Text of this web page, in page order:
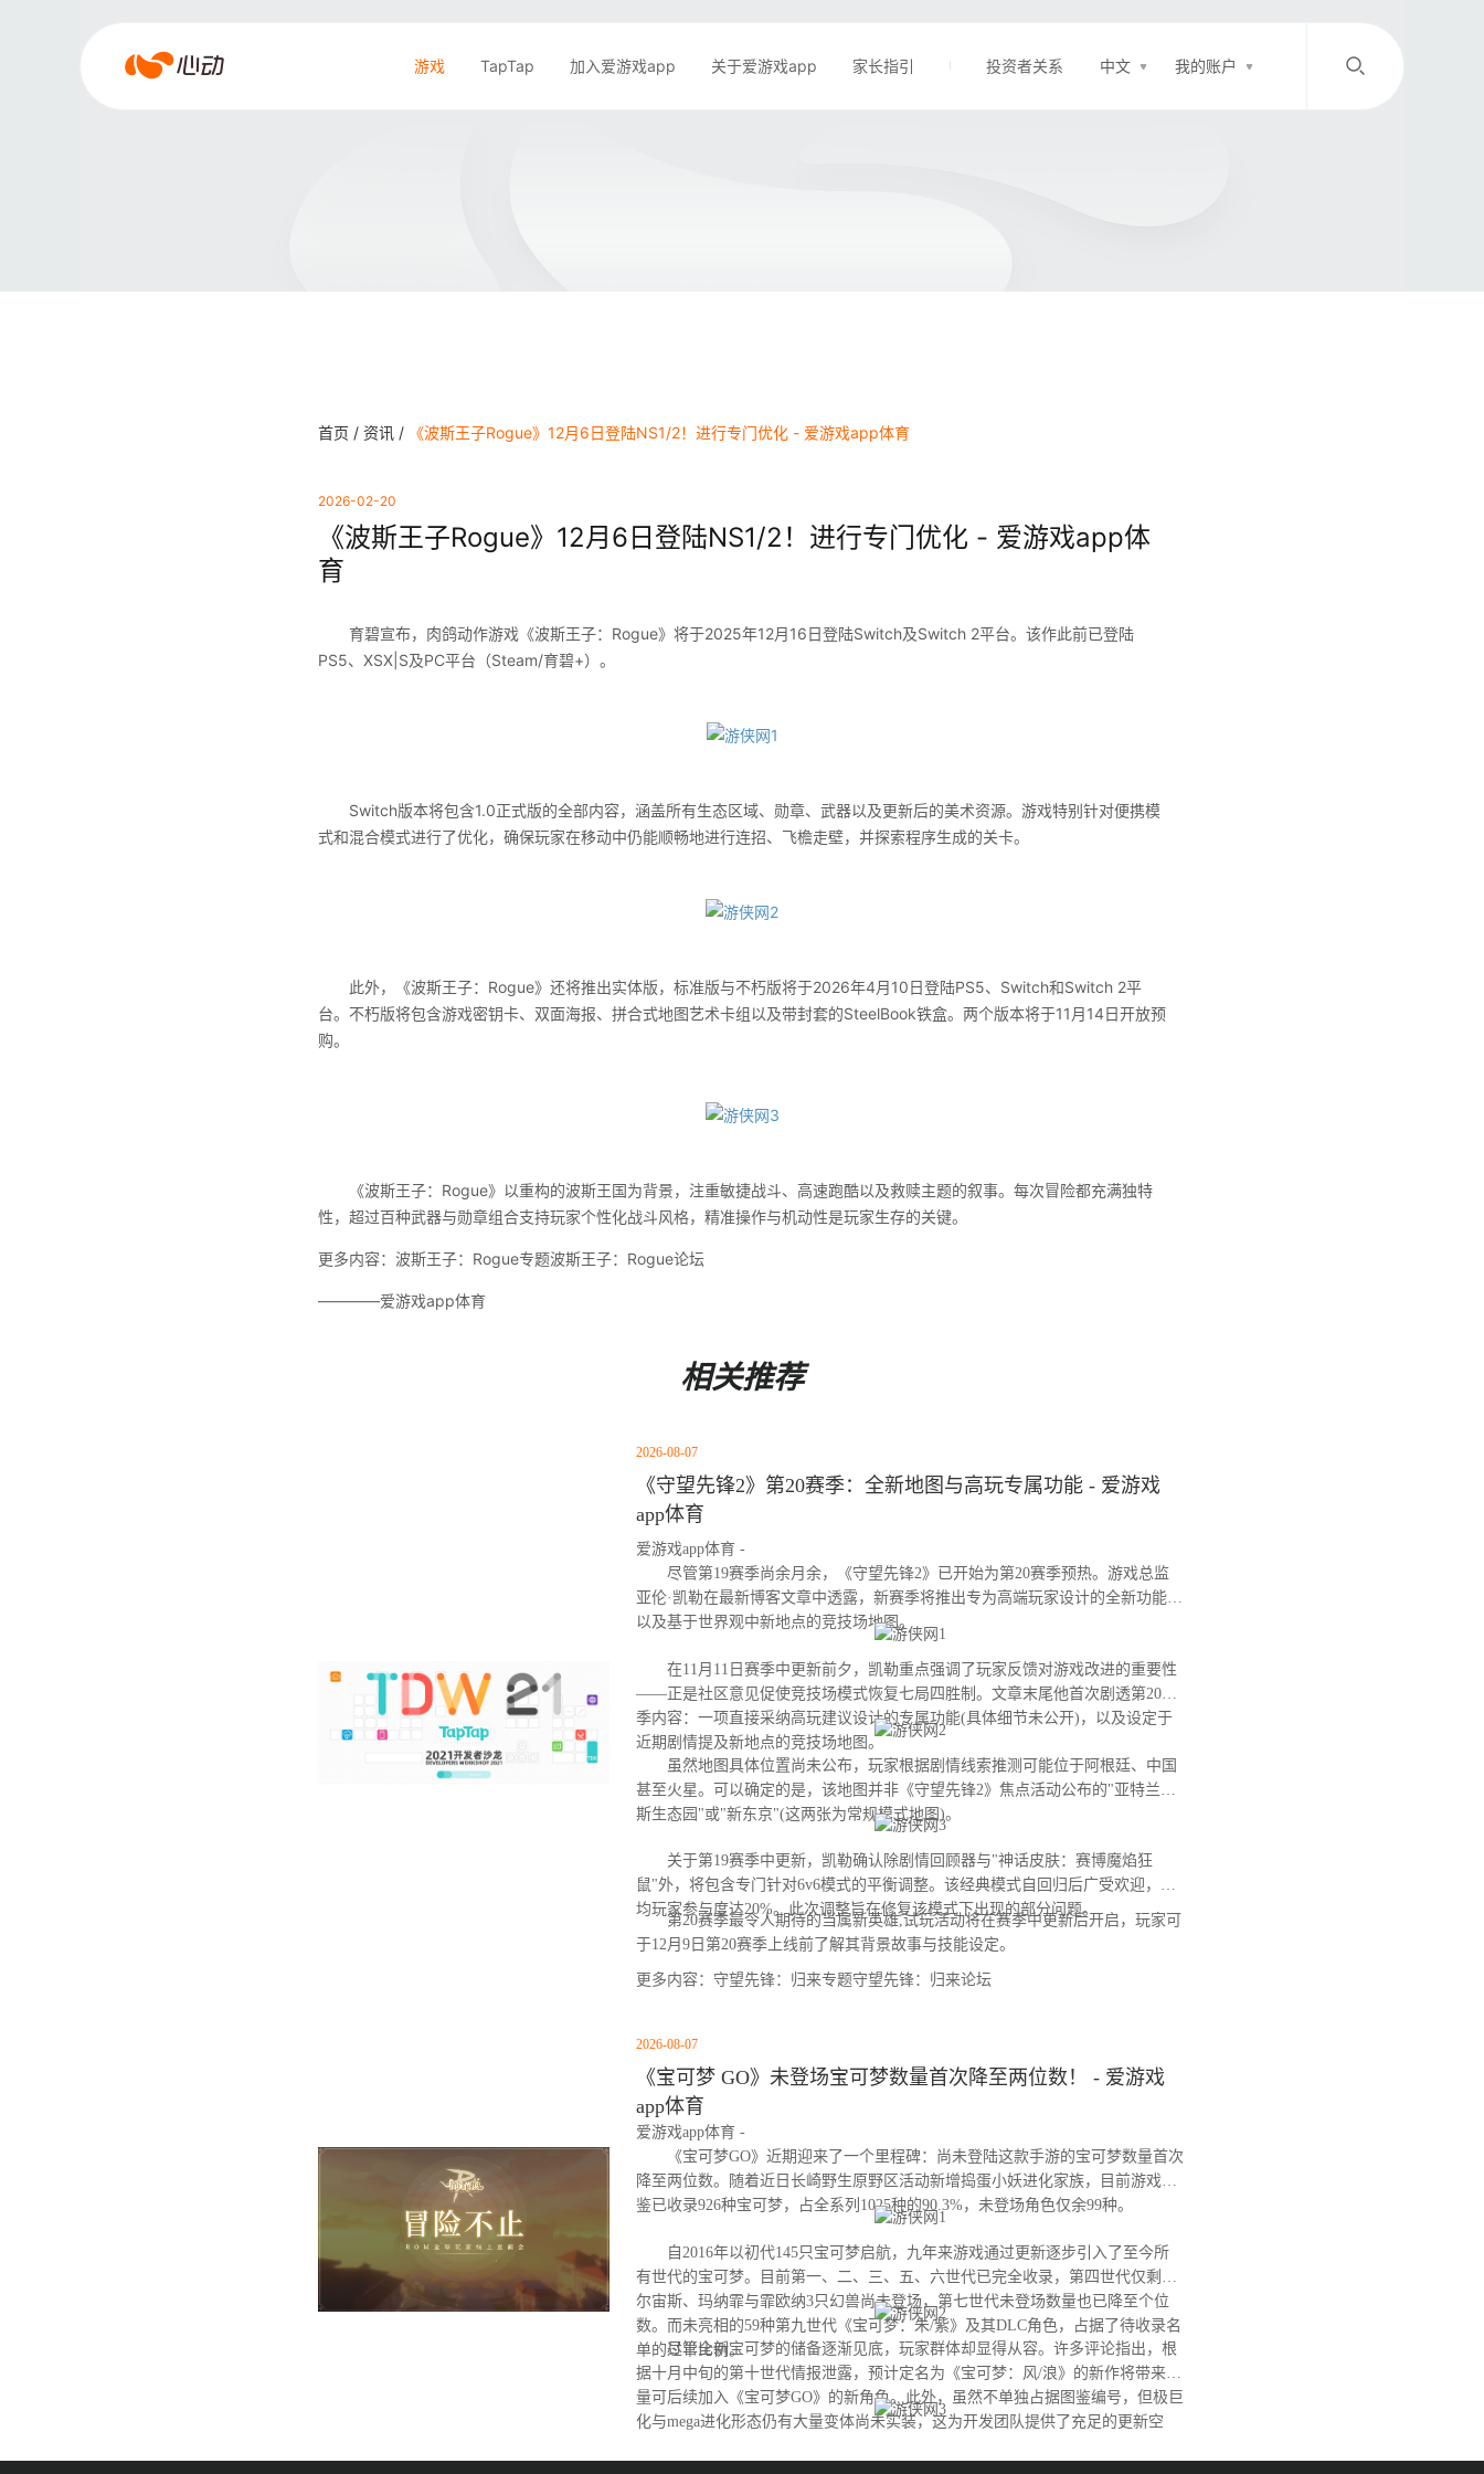
爱
游戏 TapTap 加入爱游戏app 关于爱游戏app 家长指引 投资者关系 中文 我的账户
/
首页 / 资讯 / 《波斯王子Rogue》12月6日登陆NS1/2！进行专门优化 - 爱游戏app体育
2026-02-20
《波斯王子Rogue》12月6日登陆NS1/2！进行专门优化 - 爱游戏app体
育
育碧宣布，肉鸽动作游戏《波斯王子：Rogue》将于2025年12月16日登陆Switch及Switch 2平台。该作此前已登陆
PS5、XSX|S及PC平台（Steam/育碧+）。
Switch版本将包含1.0正式版的全部内容，涵盖所有生态区域、勋章、武器以及更新后的美术资源。游戏特别针对便携模
式和混合模式进行了优化，确保玩家在移动中仍能顺畅地进行连招、飞檐走壁，并探索程序生成的关卡。
此外，《波斯王子：Rogue》还将推出实体版，标准版与不朽版将于2026年4月10日登陆PS5、Switch和Switch 2平
台。不朽版将包含游戏密钥卡、双面海报、拼合式地图艺术卡组以及带封套的SteelBook铁盒。两个版本将于11月14日开放预
购。
《波斯王子：Rogue》以重构的波斯王国为背景，注重敏捷战斗、高速跑酷以及救赎主题的叙事。每次冒险都充满独特
性，超过百种武器与勋章组合支持玩家个性化战斗风格，精准操作与机动性是玩家生存的关键。
更多内容：波斯王子：Rogue专题波斯王子：Rogue论坛
————爱游戏app体育
相关推荐
2026-08-07
《守望先锋2》第20赛季：全新地图与高玩专属功能 - 爱游戏
app体育
爱游戏app体育 -
尽管第19赛季尚余月余，《守望先锋2》已开始为第20赛季预热。游戏总监
亚伦·凯勒在最新博客文章中透露，新赛季将推出专为高端玩家设计的全新功能，
以及基于世界观中新地点的竞技场地图。
在11月11日赛季中更新前夕，凯勒重点强调了玩家反馈对游戏改进的重要性
——正是社区意见促使竞技场模式恢复七局四胜制。文章末尾他首次剧透第20赛
季内容：一项直接采纳高玩建议设计的专属功能(具体细节未公开)，以及设定于
近期剧情提及新地点的竞技场地图。
虽然地图具体位置尚未公布，玩家根据剧情线索推测可能位于阿根廷、中国
甚至火星。可以确定的是，该地图并非《守望先锋2》焦点活动公布的"亚特兰蒂
斯生态园"或"新东京"(这两张为常规模式地图)。
关于第19赛季中更新，凯勒确认除剧情回顾器与"神话皮肤：赛博魔焰狂
鼠"外，将包含专门针对6v6模式的平衡调整。该经典模式自回归后广受欢迎，日
均玩家参与度达20%。此次调整旨在修复该模式下出现的部分问题。
第20赛季最令人期待的当属新英雄,试玩活动将在赛季中更新后开启，玩家可
于12月9日第20赛季上线前了解其背景故事与技能设定。
更多内容：守望先锋：归来专题守望先锋：归来论坛
2026-08-07
《宝可梦 GO》未登场宝可梦数量首次降至两位数！ - 爱游戏
app体育
爱游戏app体育 -
《宝可梦GO》近期迎来了一个里程碑：尚未登陆这款手游的宝可梦数量首次
降至两位数。随着近日长崎野生原野区活动新增捣蛋小妖进化家族，目前游戏图
鉴已收录926种宝可梦，占全系列1025种的90.3%，未登场角色仅余99种。
自2016年以初代145只宝可梦启航，九年来游戏通过更新逐步引入了至今所
有世代的宝可梦。目前第一、二、三、五、六世代已完全收录，第四世代仅剩阿
尔宙斯、玛纳霏与霏欧纳3只幻兽尚未登场，第七世代未登场数量也已降至个位
数。而未亮相的59种第九世代《宝可梦：朱/紫》及其DLC角色，占据了待收录名
单的过半比例。
尽管全新宝可梦的储备逐渐见底，玩家群体却显得从容。许多评论指出，根
据十月中旬的第十世代情报泄露，预计定名为《宝可梦：风/浪》的新作将带来大
量可后续加入《宝可梦GO》的新角色。此外，虽然不单独占据图鉴编号，但极巨
化与mega进化形态仍有大量变体尚未实装，这为开发团队提供了充足的更新空